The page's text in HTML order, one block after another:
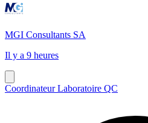
MGI Consultants SA
Il y a 9 heures
Coordinateur Laboratoire QC